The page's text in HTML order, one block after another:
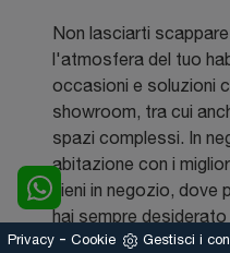
Non lasciarti
l'atmosfera del tuo
occasioni e soluzioni
showroom, tra cui
spazi complessi. In
abitazione con i
vieni in negozio,
hai sempre
Ci riteniamo
Privacy - Cookie Gestisci i